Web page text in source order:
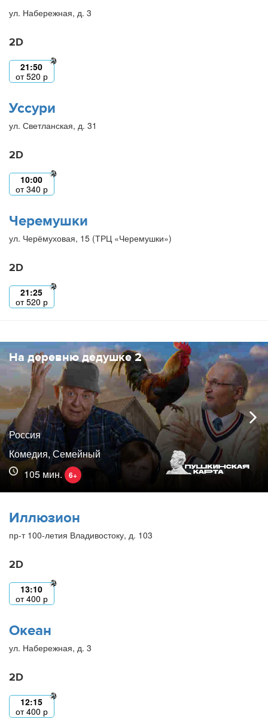
ул. Набережная, д. 3
2D
21:50
от520 р
Уссури
ул. Светланская, д. 31
2D
10:00
от340 р
Черемушки
ул. Черёмуховая, 15 (ТРЦ «Черемушки»)
2D
21:25
от520 р
На деревню дедушке 2
Россия
Комедия, Семейный
105 мин.
6+
Иллюзион
пр-т 100-летия Владивостоку, д. 103
2D
13:10
от400 р
Океан
ул. Набережная, д. 3
2D
12:15
от400 р